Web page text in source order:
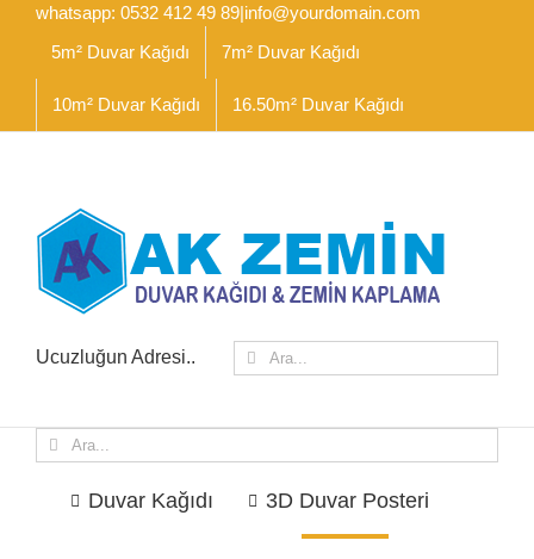
İçeriğewhatsapp: 0532 412 49 89|info@yourdomain.com
5m² Duvar Kağıdı
7m² Duvar Kağıdı
10m² Duvar Kağıdı 16.50m² Duvar Kağıdı
Ucuzluğun Adresi.. Ara:
Ara:
Duvar Kağıdı 3D Duvar Posteri